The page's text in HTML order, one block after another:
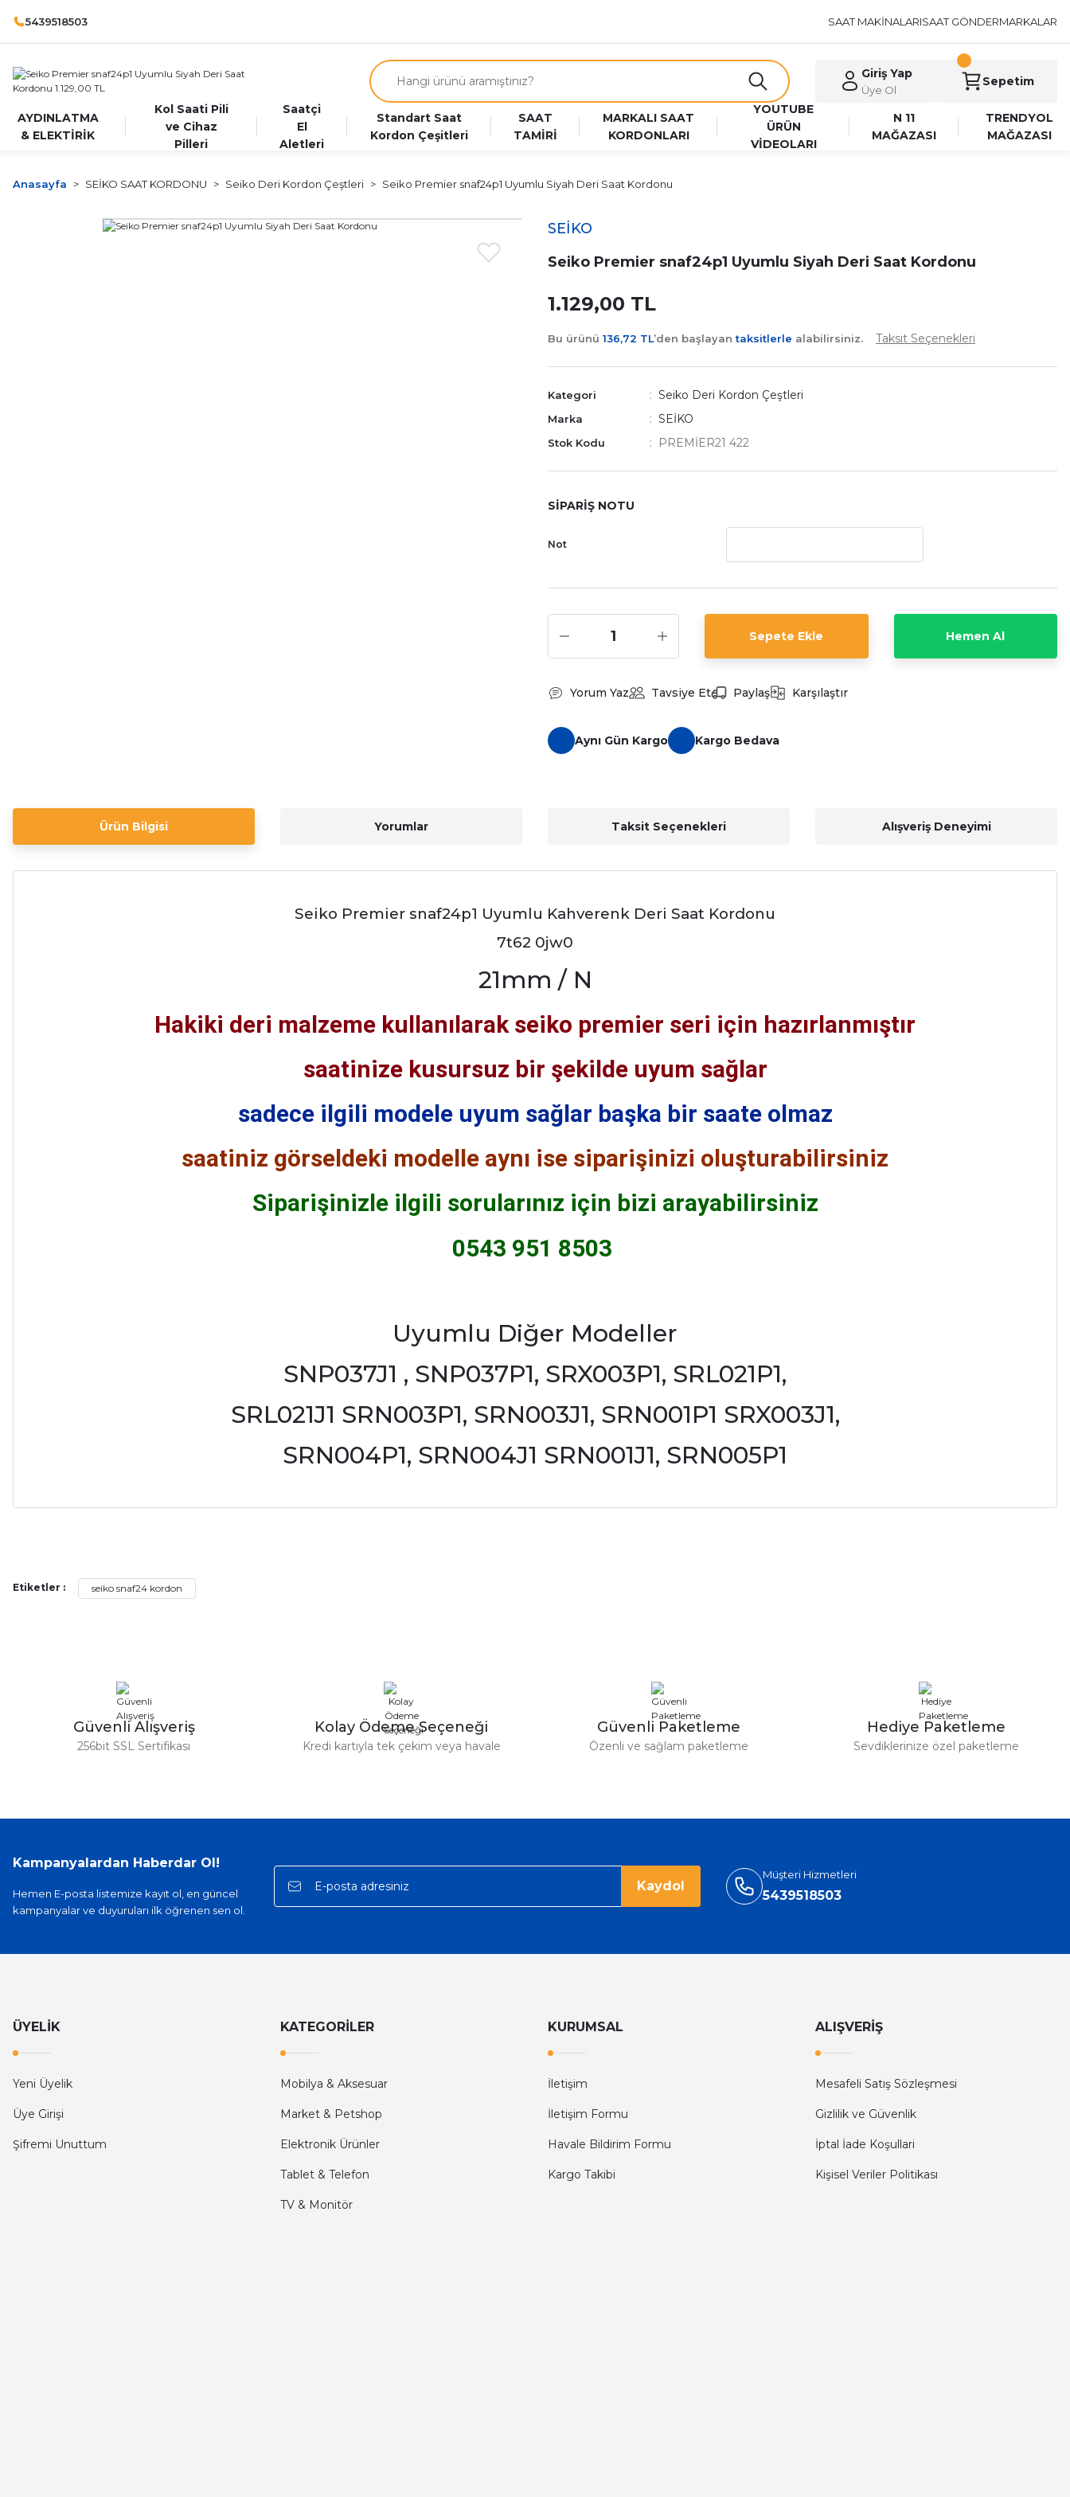
5439518503 SAAT MAKİNALARISAAT GÖNDERMARKALAR
Giriş Yap
Üye Ol
Sepetim
AYDINLATMA
& ELEKTİRİK
Kol Saati Pili
ve Cihaz
Pilleri
Saatçi
El
Aletleri
Standart Saat
Kordon Çeşitleri
SAAT
TAMİRİ
MARKALI SAAT
KORDONLARI
YOUTUBE
ÜRÜN
VİDEOLARI
N 11
MAĞAZASI
TRENDYOL
MAĞAZASI
Anasayfa SEİKO SAAT KORDONU Seiko Deri Kordon Çeştleri Seiko Premier snaf24p1 Uyumlu Siyah Deri Saat Kordonu
SEİKO
Seiko Premier snaf24p1 Uyumlu Siyah Deri Saat Kordonu
1.129,00 TL
Bu ürünü 136,72 TL’den başlayantaksitlerle alabilirsiniz. Taksit Seçenekleri
Kategori Seiko Deri Kordon Çeştleri
Marka SEİKO
Stok Kodu PREMİER21 422
SİPARİŞ NOTU
Not
Sepete Ekle Hemen Al
Yorum Yaz Tavsiye Et Paylaş Karşılaştır
Aynı Gün Kargo Kargo Bedava
Ürün Bilgisi Yorumlar Taksit Seçenekleri Alışveriş Deneyimi
Seiko Premier snaf24p1 Uyumlu Kahverenk Deri Saat Kordonu
7t62 0jw0
21mm / N
Hakiki deri malzeme kullanılarak seiko premier seri için hazırlanmıştır
saatinize kusursuz bir şekilde uyum sağlar
sadece ilgili modele uyum sağlar başka bir saate olmaz
saatiniz görseldeki modelle aynı ise siparişinizi oluşturabilirsiniz
Siparişinizle ilgili sorularınız için bizi arayabilirsiniz
0543 951 8503
Uyumlu Diğer Modeller
SNP037J1 , SNP037P1, SRX003P1, SRL021P1,
SRL021J1 SRN003P1, SRN003J1, SRN001P1 SRX003J1,
SRN004P1, SRN004J1 SRN001J1, SRN005P1
Serdar Keskin | 19/05/2026
Swatch yos Model saatime aldim arayip teyit aldiktan sonra yolladılar saatimede tam oldu
Mehmet Kenan | 18/02/2026
Onur Kerem Öztürk | 28/07/2025
mehmet yıldız | 19/06/2025
Kamil Uğur | 15/06/2025
Etiketler : seiko snaf24 kordon
Güvenli Alışveriş
256bit SSL Sertifikası
Kolay Ödeme Seçeneği
Kredi kartıyla tek çekim veya havale
Güvenli Paketleme
Özenli ve sağlam paketleme
Hediye Paketleme
Sevdiklerinize özel paketleme
Kampanyalardan Haberdar Ol!
Hemen E-posta listemize kayıt ol, en güncel
kampanyalar ve duyuruları ilk öğrenen sen ol.
Kaydol
Müşteri Hizmetleri
5439518503
ÜYELİK
Yeni Üyelik
Üye Girişi
Şifremi Unuttum
KATEGORİLER
Mobilya & Aksesuar
Market & Petshop
Elektronik Ürünler
Tablet & Telefon
TV & Monitör
KURUMSAL
İletişim
İletişim Formu
Havale Bildirim Formu
Kargo Takibi
ALIŞVERİŞ
Mesafeli Satış Sözleşmesi
Gizlilik ve Güvenlik
İptal İade Koşullari
Kişisel Veriler Politikası